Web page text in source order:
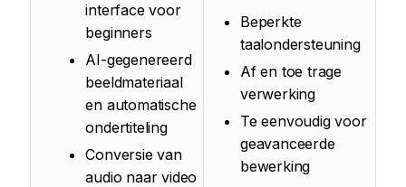
interface voor
beginners
AI-gegenereerd
beeldmateriaal
en automatische
ondertiteling
Conversie van
audio naar video
Beperkte
taalondersteuning
Af en toe trage
verwerking
Te eenvoudig voor
geavanceerde
bewerking